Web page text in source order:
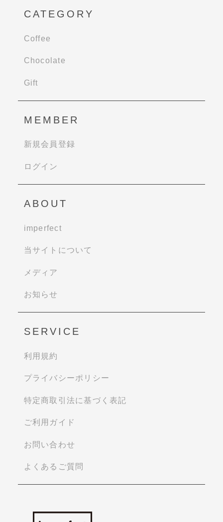
CATEGORY
Coffee
Chocolate
Gift
MEMBER
新規会員登録
ログイン
ABOUT
imperfect
当サイトについて
メディア
お知らせ
SERVICE
利用規約
プライバシーポリシー
特定商取引法に基づく表記
ご利用ガイド
お問い合わせ
よくあるご質問